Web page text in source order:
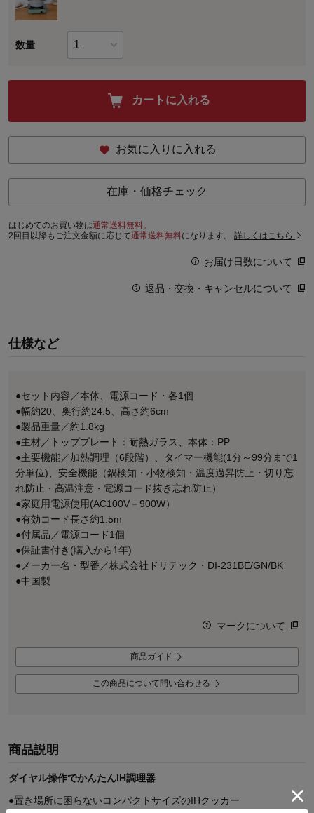
数量
カートに入れる
お気に入りに入れる
在庫・価格チェック
はじめてのお買い物は通常送料無料。
2回目以降もご注文金額に応じて通常送料無料になります。 詳しくはこちら
お届け日数について
返品・交換・キャンセルについて
仕様など
●セット内容／本体、電源コード・各1個
●幅約20、奥行約24.5、高さ約6cm
●製品重量／約1.8kg
●主材／トッププレート：耐熱ガラス、本体：PP
●主要機能／加熱調理（6段階）、タイマー機能(1分～99分まで1
分単位)、安全機能（鍋検知・小物検知・温度過昇防止・切り忘
れ防止・高温注意・電源コード抜き忘れ防止）
●家庭用電源使用(AC100V－900W）
●有効コード長さ約1.5m
●付属品／電源コード1個
●保証書付き(購入から1年)
●メーカー名・型番／株式会社ドリテック・DI-231BE/GN/BK
●中国製
マークについて
商品ガイド
この商品について問い合わせる
商品説明
ダイヤル操作でかんたんIH調理器
●置き場所に困らないコンパクトサイズのIHクッカー